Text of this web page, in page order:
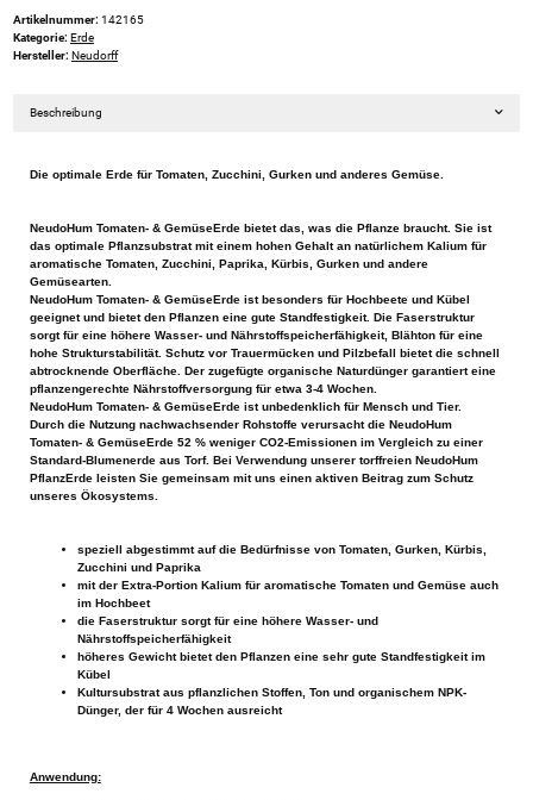
Artikelnummer: 142165
Kategorie: Erde
Hersteller: Neudorff
Beschreibung
Die optimale Erde für Tomaten, Zucchini, Gurken und anderes Gemüse.
NeudoHum Tomaten- & GemüseErde bietet das, was die Pflanze braucht. Sie ist
das optimale Pflanzsubstrat mit einem hohen Gehalt an natürlichem Kalium für
aromatische Tomaten, Zucchini, Paprika, Kürbis, Gurken und andere
Gemüsearten.
NeudoHum Tomaten- & GemüseErde ist besonders für Hochbeete und Kübel
geeignet und bietet den Pflanzen eine gute Standfestigkeit. Die Faserstruktur
sorgt für eine höhere Wasser- und Nährstoffspeicherfähigkeit, Blähton für eine
hohe Strukturstabilität. Schutz vor Trauermücken und Pilzbefall bietet die schnell
abtrocknende Oberfläche. Der zugefügte organische Naturdünger garantiert eine
pflanzengerechte Nährstoffversorgung für etwa 3-4 Wochen.
NeudoHum Tomaten- & GemüseErde ist unbedenklich für Mensch und Tier.
Durch die Nutzung nachwachsender Rohstoffe verursacht die NeudoHum
Tomaten- & GemüseErde 52 % weniger CO2-Emissionen im Vergleich zu einer
Standard-Blumenerde aus Torf. Bei Verwendung unserer torffreien NeudoHum
PflanzErde leisten Sie gemeinsam mit uns einen aktiven Beitrag zum Schutz
unseres Ökosystems.
speziell abgestimmt auf die Bedürfnisse von Tomaten, Gurken, Kürbis,
Zucchini und Paprika
mit der Extra-Portion Kalium für aromatische Tomaten und Gemüse auch
im Hochbeet
die Faserstruktur sorgt für eine höhere Wasser- und
Nährstoffspeicherfähigkeit
höheres Gewicht bietet den Pflanzen eine sehr gute Standfestigkeit im
Kübel
Kultursubstrat aus pflanzlichen Stoffen, Ton und organischem NPK-
Dünger, der für 4 Wochen ausreicht
Anwendung: